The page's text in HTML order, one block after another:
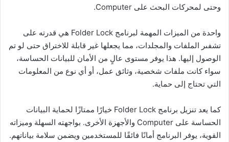
وحتى لمحركات البحث على Computer.
واحدة من الميزات المهمة لبرنامج Folder Lock هي قدرته على
تشفىر الملفات والمجلدات، مما يجعلها غير قابلة للاختراق حتى لو تم
الوصول إليها. هذا يوفر مستوى عالٍ من الأمان للبيانات الحساسة،
سواء كانت ملفات شخصية، وثائق عمل، أو أي نوع من المعلومات
التي تحتاج إلى حماية.
كما يعد تنزيل برنامج Folder Lock خيارًا ممتازًا لحماية البيانات
الحساسة على Computer والأجهزة الأخرى. بواجهته السهلة وميزاته
القوية، يوفر البرنامج أمانًا فائقًا للمستخدمين ويضمن سلامة بياناتهم.